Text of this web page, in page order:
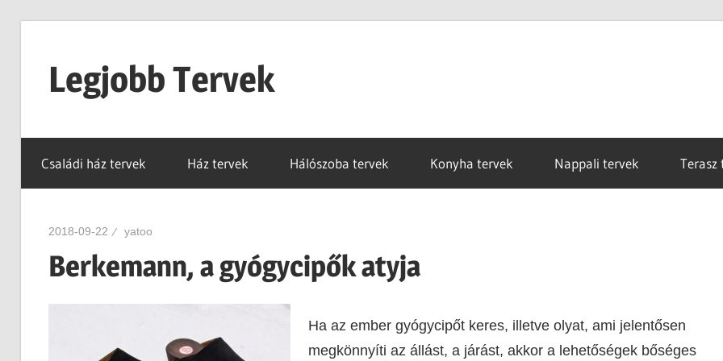
Legjobb Tervek
mindig
van
egy
tervünk…!
Családi ház tervek Ház tervek Hálószoba tervek Konyha tervek Nappali tervek Terasz
2018-09-22 yatoo
Berkemann, a gyógycipők atyja
Ha az ember gyógycipőt keres, illetve olyat, ami jelentősen
megkönnyíti az állást, a járást, akkor a lehetőségek bőséges